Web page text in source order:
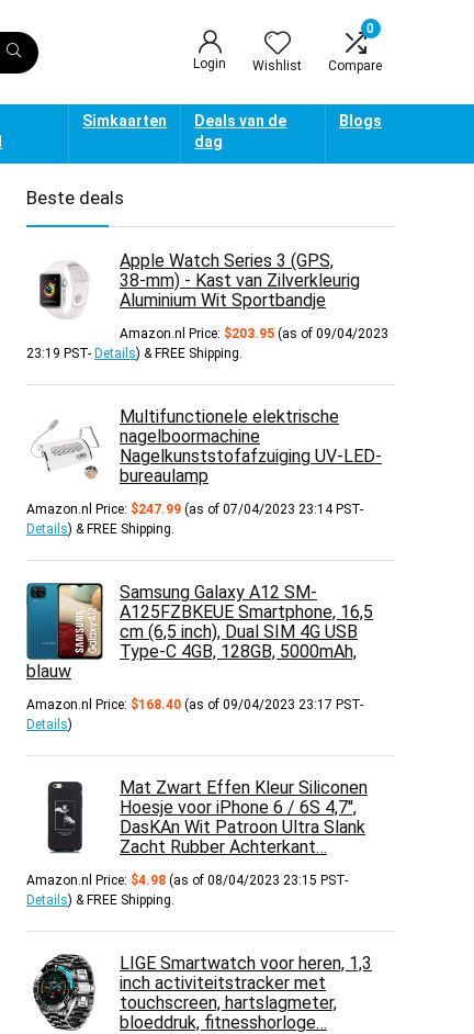
Login Wishlist
0
Compare
Simkaarten
Deals van de
dag
Blogs
Beste deals
Apple Watch Series 3 (GPS,
38‑mm) - Kast van Zilverkleurig
Aluminium Wit Sportbandje
Amazon.nl Price: $203.95 (as of 09/04/2023
23:19 PST- Details) & FREE Shipping.
Multifunctionele elektrische
nagelboormachine
Nagelkunststofafzuiging UV-LED-
bureaulamp
Amazon.nl Price: $247.99 (as of 07/04/2023 23:14 PST-
Details) & FREE Shipping.
Samsung Galaxy A12 SM-
A125FZBKEUE Smartphone, 16,5
cm (6,5 inch), Dual SIM 4G USB
Type-C 4GB, 128GB, 5000mAh,
blauw
Amazon.nl Price: $168.40 (as of 09/04/2023 23:17 PST-
Details)
Mat Zwart Effen Kleur Siliconen
Hoesje voor iPhone 6 / 6S 4,7'',
DasKAn Wit Patroon Ultra Slank
Zacht Rubber Achterkant…
Amazon.nl Price: $4.98 (as of 08/04/2023 23:15 PST-
Details) & FREE Shipping.
LIGE Smartwatch voor heren, 1,3
inch activiteitstracker met
touchscreen, hartslagmeter,
bloeddruk, fitnesshorloge…